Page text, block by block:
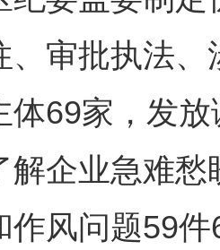
、审批执法
体69家，发
解企业急难
作风问题59